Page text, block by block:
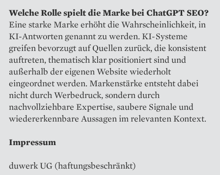
Welche Rolle spielt die Marke bei ChatGPT SEO?
Eine starke Marke erhöht die Wahrscheinlichkeit, in
KI-Antworten genannt zu werden. KI-Systeme
greifen bevorzugt auf Quellen zurück, die konsistent
auftreten, thematisch klar positioniert sind und
außerhalb der eigenen Website wiederholt
eingeordnet werden. Markenstärke entsteht dabei
nicht durch Werbedruck, sondern durch
nachvollziehbare Expertise, saubere Signale und
wiedererkennbare Aussagen im relevanten Kontext.
Impressum
duwerk UG (haftungsbeschränkt)